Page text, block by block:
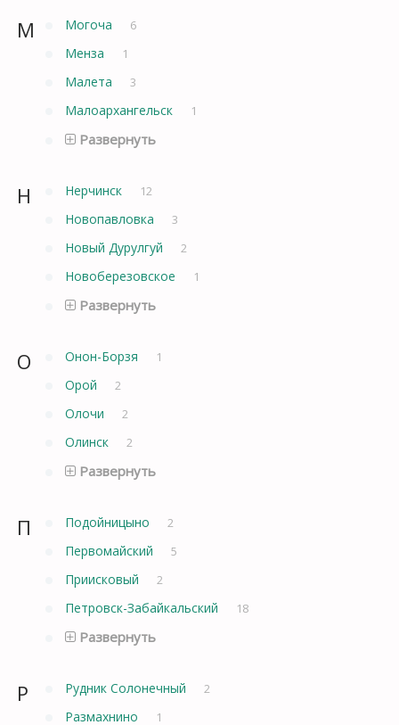
М Могоча 6
Менза 1
Малета 3
Малоархангельск 1
Развернуть
Н Нерчинск 12
Новопавловка 3
Новый Дурулгуй 2
Новоберезовское 1
Развернуть
О Онон-Борзя 1
Орой 2
Олочи 2
Олинск 2
Развернуть
П Подойницыно 2
Первомайский 5
Приисковый 2
Петровск-Забайкальский 18
Развернуть
Р Рудник Солонечный 2
Размахнино 1